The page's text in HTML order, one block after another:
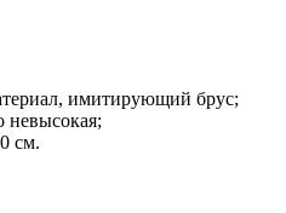
имитирующий брус;
невысокая;
см.